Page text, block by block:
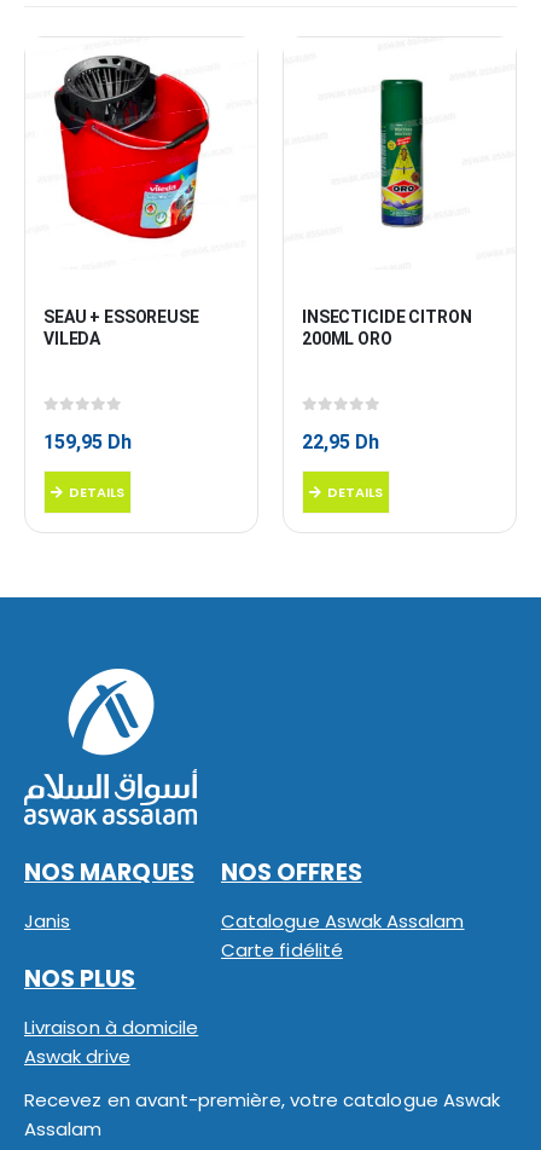
SEAU + ESSOREUSE
VILEDA
159,95 Dh
DETAILS
INSECTICIDE CITRON
200ML ORO
22,95 Dh
DETAILS
NOS MARQUES
Janis
NOS OFFRES
Catalogue Aswak Assalam
Carte fidélité
NOS PLUS
Livraison à domicile
Aswak drive
Recevez en avant-première, votre catalogue Aswak
Assalam